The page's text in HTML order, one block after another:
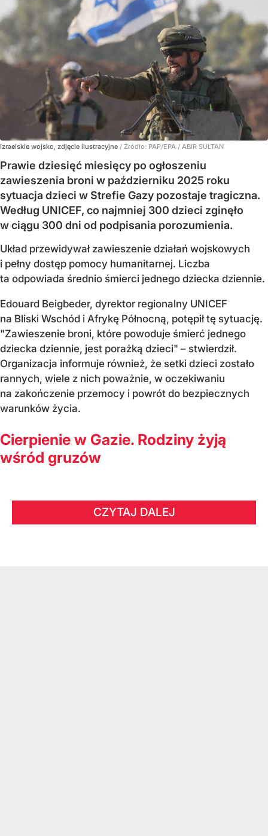
Izraelskie wojsko, zdjęcie ilustracyjne / Źródło: PAP/EPA / ABIR SULTAN
Prawie dziesięć miesięcy po ogłoszeniu
zawieszenia broni w październiku 2025 roku
sytuacja dzieci w Strefie Gazy pozostaje tragiczna.
Według UNICEF, co najmniej 300 dzieci zginęło
w ciągu 300 dni od podpisania porozumienia.
Układ przewidywał zawieszenie działań wojskowych
i pełny dostęp pomocy humanitarnej. Liczba
ta odpowiada średnio śmierci jednego dziecka dziennie.
Edouard Beigbeder, dyrektor regionalny UNICEF
na Bliski Wschód i Afrykę Północną, potępił tę sytuację.
"Zawieszenie broni, które powoduje śmierć jednego
dziecka dziennie, jest porażką dzieci" – stwierdził.
Organizacja informuje również, że setki dzieci zostało
rannych, wiele z nich poważnie, w oczekiwaniu
na zakończenie przemocy i powrót do bezpiecznych
warunków życia.
Cierpienie w Gazie. Rodziny żyją
wśród gruzów
CZYTAJ DALEJ